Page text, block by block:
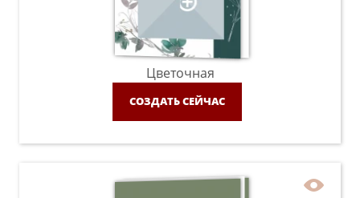
Цветочная
СОЗДАТЬ СЕЙЧАС